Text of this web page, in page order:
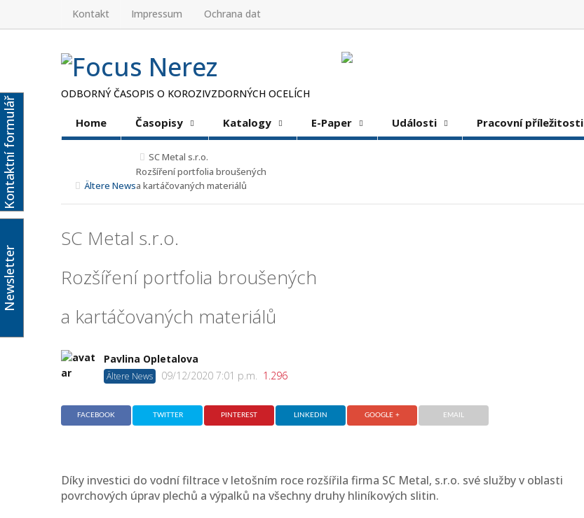
Kontakt Impressum Ochrana dat
ODBORNÝ ČASOPIS O KOROZIVZDORNÝCH OCELÍCH
Home Časopisy Katalogy E-Paper Události Pracovní příležitosti
Ältere News
SC Metal s.r.o.
Rozšíření portfolia broušených
a kartáčovaných materiálů
SC Metal s.r.o.
Rozšíření portfolia broušených
a kartáčovaných materiálů
Pavlina Opletalova
Ältere News 09/12/2020 7:01 p.m. 1.296
FACEBOOK TWITTER PINTEREST LINKEDIN GOOGLE + EMAIL
Díky investici do vodní filtrace v letošním roce rozšířila firma SC Metal, s.r.o. své služby v oblasti
povrchových úprav plechů a výpalků na všechny druhy hliníkových slitin.
Newsletter
Kontaktní formulář